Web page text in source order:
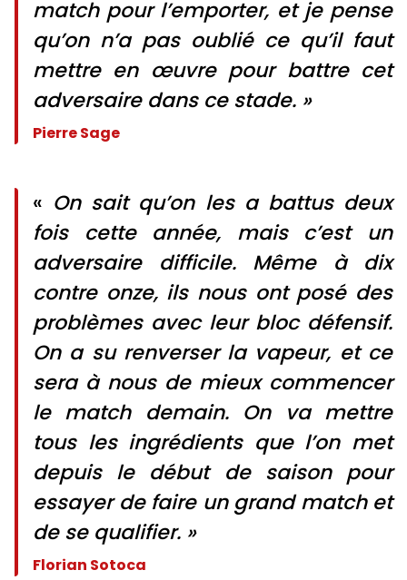
match pour l’emporter, et je pense
qu’on n’a pas oublié ce qu’il faut
mettre en œuvre pour battre cet
adversaire dans ce stade. »
Pierre Sage
« On sait qu’on les a battus deux
fois cette année, mais c’est un
adversaire difficile. Même à dix
contre onze, ils nous ont posé des
problèmes avec leur bloc défensif.
On a su renverser la vapeur, et ce
sera à nous de mieux commencer
le match demain. On va mettre
tous les ingrédients que l’on met
depuis le début de saison pour
essayer de faire un grand match et
de se qualifier. »
Florian Sotoca